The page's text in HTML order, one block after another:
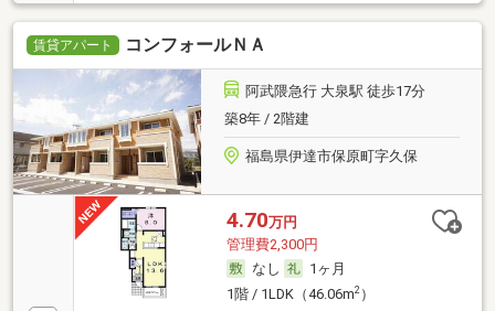
賃貸アパート コンフォールＮＡ
阿武隈急行 大泉駅 徒歩17分
築8年 / 2階建
福島県伊達市保原町字久保
4.70万円
管理費2,300円
なし
1ヶ月
1階 / 1LDK（46.06m2）